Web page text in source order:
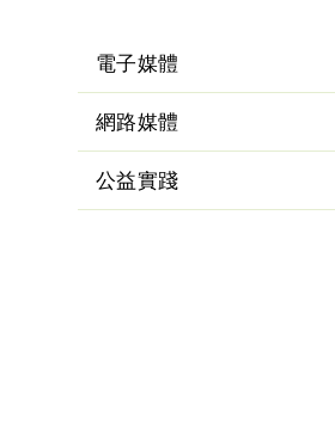
電子媒體
網路媒體
公益實踐